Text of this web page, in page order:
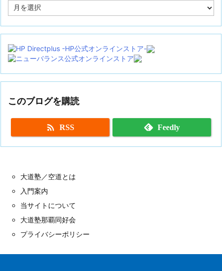
ー
イ
このブログを購読
 RSS Feedly
大道塾／空道とは
入門案内
当サイトについて
大道塾那覇同好会
プライバシーポリシー